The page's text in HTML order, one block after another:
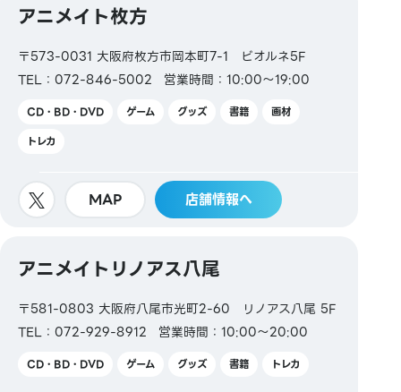
アニメイト枚方
〒573-0031 大阪府枚方市岡本町7-1 ビオルネ5F
TEL：072-846-5002
営業時間：10:00～19:00
CD・BD・DVD ゲーム グッズ 書籍
画材
トレカ
MAP 店舗情報へ
アニメイトリノアス八尾
〒581-0803 大阪府八尾市光町2-60 リノアス八尾 5F
TEL：072-929-8912
営業時間：10:00～20:00
CD・BD・DVD ゲーム グッズ 書籍 トレカ